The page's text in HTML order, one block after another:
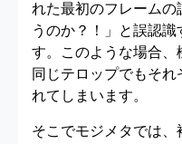
れた最初のフレームの
うのか？！」と誤認
す。このような場合、
同じテロップでもそ
れてしまいます。
そこでモジメタでは